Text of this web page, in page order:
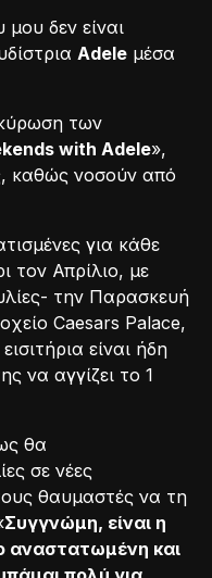
δεν είναι
Adele μέσα
των
with Adele»,
καθώς νοσούν από
για κάθε
τον Απρίλιο, με
την Παρασκευή
Caesars Palace,
είναι ήδη
να αγγίζει το 1
θα
σε νέες
θαυμαστές να τη
Συγγνώμη, είναι η
αναστατωμένη και